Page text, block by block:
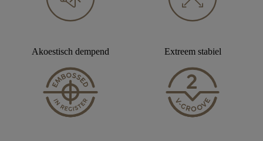
Akoestisch dempend Extreem stabiel